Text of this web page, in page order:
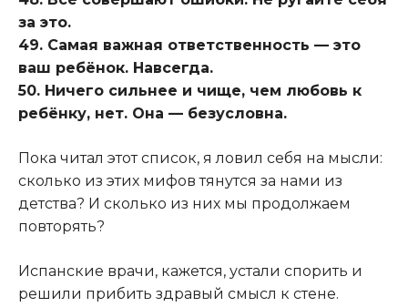
за это.
49. Самая важная ответственность — это
ваш ребёнок. Навсегда.
50. Ничего сильнее и чище, чем любовь к
ребёнку, нет. Она — безусловна.
Пока читал этот список, я ловил себя на мысли:
сколько из этих мифов тянутся за нами из
детства? И сколько из них мы продолжаем
повторять?
Испанские врачи, кажется, устали спорить и
решили прибить здравый смысл к стене.